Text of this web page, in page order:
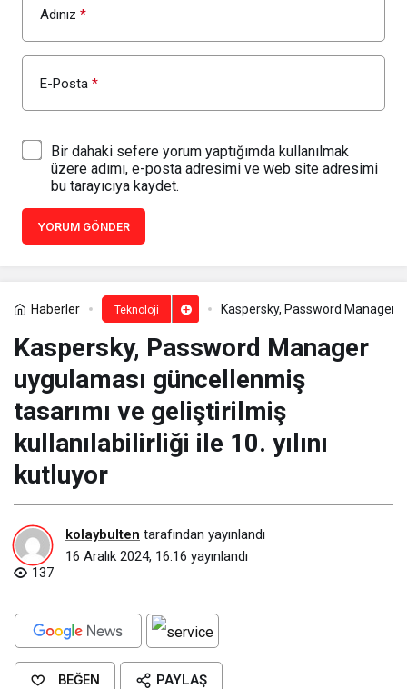
Adınız *
E-Posta *
Bir dahaki sefere yorum yaptığımda kullanılmak
üzere adımı, e-posta adresimi ve web site adresimi
bu tarayıcıya kaydet.
YORUM GÖNDER
Haberler Teknoloji Kaspersky, Password Manager
Kaspersky, Password Manager
uygulaması güncellenmiş
tasarımı ve geliştirilmiş
kullanılabilirliği ile 10. yılını
kutluyor
kolaybulten tarafından yayınlandı
16 Aralık 2024, 16:16 yayınlandı
137
BEĞEN PAYLAŞ